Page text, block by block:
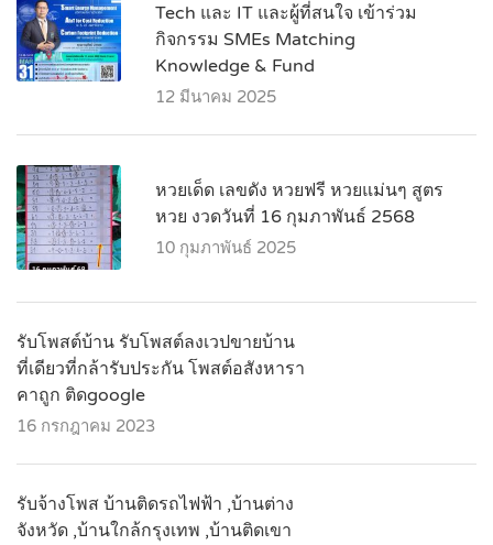
Tech และ IT และผู้ที่สนใจ เข้าร่วม
กิจกรรม SMEs Matching
Knowledge & Fund
12 มีนาคม 2025
หวยเด็ด เลขดัง หวยฟรี หวยแม่นๆ สูตร
หวย งวดวันที่ 16 กุมภาพันธ์ 2568
10 กุมภาพันธ์ 2025
รับโพสต์บ้าน รับโพสต์ลงเวปขายบ้าน
ที่เดียวที่กล้ารับประกัน โพสต์อสังหารา
คาถูก ติดgoogle
16 กรกฎาคม 2023
รับจ้างโพส บ้านติดรถไฟฟ้า ,บ้านต่าง
จังหวัด ,บ้านใกล้กรุงเทพ ,บ้านติดเขา